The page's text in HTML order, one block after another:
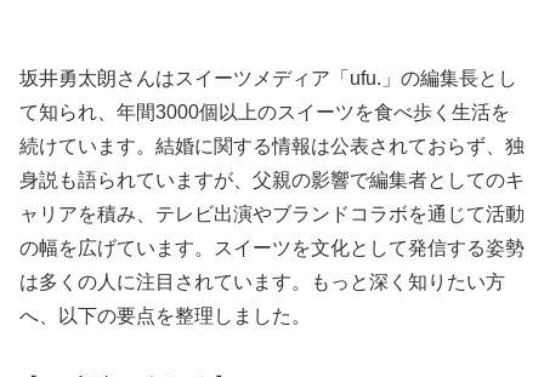
坂井勇太朗さんはスイーツメディア「ufu.」の編集長とし
て知られ、年間3000個以上のスイーツを食べ歩く生活を
続けています。結婚に関する情報は公表されておらず、独
身説も語られていますが、父親の影響で編集者としてのキ
ャリアを積み、テレビ出演やブランドコラボを通じて活動
の幅を広げています。スイーツを文化として発信する姿勢
は多くの人に注目されています。もっと深く知りたい方
へ、以下の要点を整理しました。